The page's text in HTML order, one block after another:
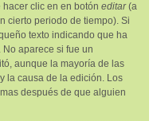
clic en en botón editar(a
cierto periodo de tiempo). Si
texto indicando que ha
aparece si fue un
aunque la mayoría de las
la causa de la edición. Los
después de que alguien